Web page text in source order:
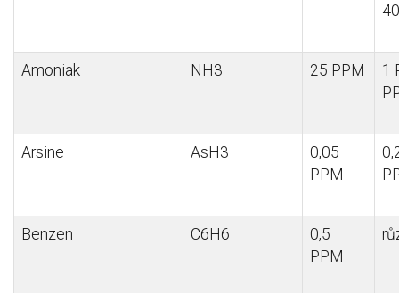
Amoniak NH3 25 PPM
1
Arsine AsH3
0,05
PPM
Benzen C6H6
0,5
PPM